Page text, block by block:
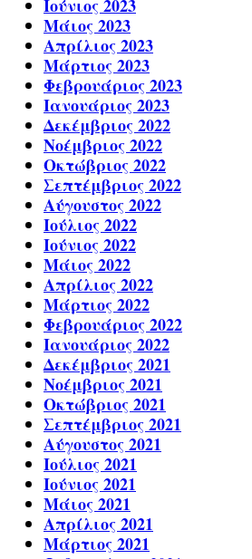
Ιούνιος 2023
Μάιος 2023
Απρίλιος 2023
Μάρτιος 2023
Φεβρουάριος 2023
Ιανουάριος 2023
Δεκέμβριος 2022
Νοέμβριος 2022
Οκτώβριος 2022
Σεπτέμβριος 2022
Αύγουστος 2022
Ιούλιος 2022
Ιούνιος 2022
Μάιος 2022
Απρίλιος 2022
Μάρτιος 2022
Φεβρουάριος 2022
Ιανουάριος 2022
Δεκέμβριος 2021
Νοέμβριος 2021
Οκτώβριος 2021
Σεπτέμβριος 2021
Αύγουστος 2021
Ιούλιος 2021
Ιούνιος 2021
Μάιος 2021
Απρίλιος 2021
Μάρτιος 2021